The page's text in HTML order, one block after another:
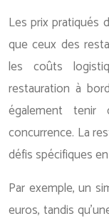
Les prix pratiqués
que ceux des
les coûts
restauration à
également
concurrence. La
défis spécifiques
Par exemple, un
euros, tandis